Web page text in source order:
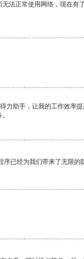
法正常使用网络，现在有
力助手，让我的工作效率
已经为我们带来了无限的